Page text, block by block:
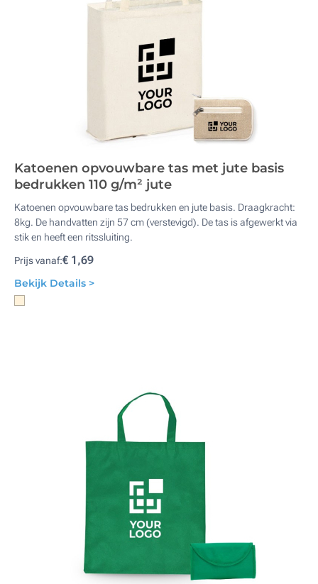
Katoenen opvouwbare tas met jute basis
bedrukken 110 g/m² jute
Katoenen opvouwbare tas bedrukken en jute basis. Draagkracht:
8kg. De handvatten zijn 57 cm (verstevigd). De tas is afgewerkt via
stik en heeft een ritssluiting.
Prijs vanaf:€ 1,69
Bekijk Details >